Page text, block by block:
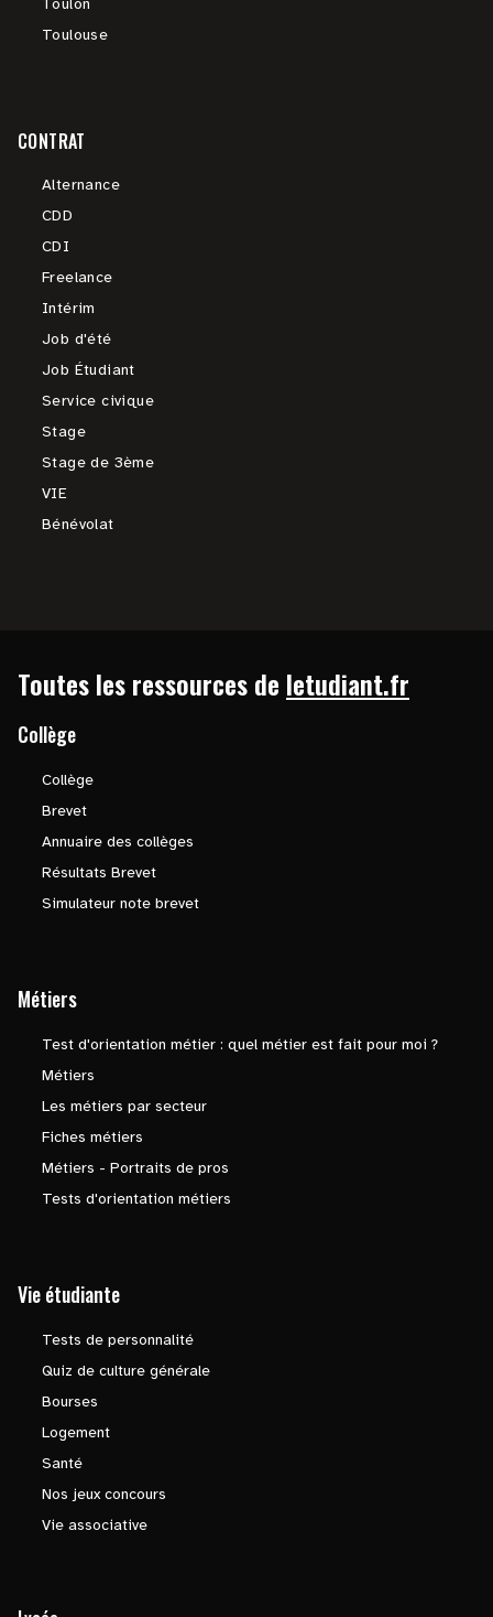
Toulon
Toulouse
CONTRAT
Alternance
CDD
CDI
Freelance
Intérim
Job d'été
Job Étudiant
Service civique
Stage
Stage de 3ème
VIE
Bénévolat
Toutes les ressources de letudiant.fr
Collège
Collège
Brevet
Annuaire des collèges
Résultats Brevet
Simulateur note brevet
Métiers
Test d'orientation métier : quel métier est fait pour moi ?
Métiers
Les métiers par secteur
Fiches métiers
Métiers - Portraits de pros
Tests d'orientation métiers
Vie étudiante
Tests de personnalité
Quiz de culture générale
Bourses
Logement
Santé
Nos jeux concours
Vie associative